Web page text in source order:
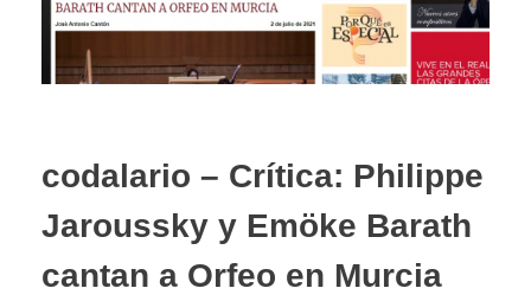
codalario – Crítica: Philippe
Jaroussky y Emöke Barath
cantan a Orfeo en Murcia